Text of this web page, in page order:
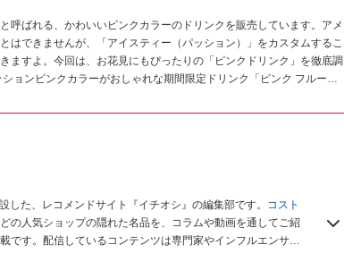
呼ばれる、かわいいピンクカラーのドリンクを販売しています。アメ
はできませんが、「アイスティー（パッション）」をカスタムするこ
ますよ。今回は、お花見にもぴったりの「ピンクドリンク」を徹底調
ョンピンクカラーがおしゃれな期間限定ドリンク「ピンク フルーツ
た、レコメンドサイト『イチオシ』の編集部です。
コスト
の人気ショップの隠れた名品を、コラムや動画を通してご紹
です。配信しているコンテンツは専門家やインフルエンサー